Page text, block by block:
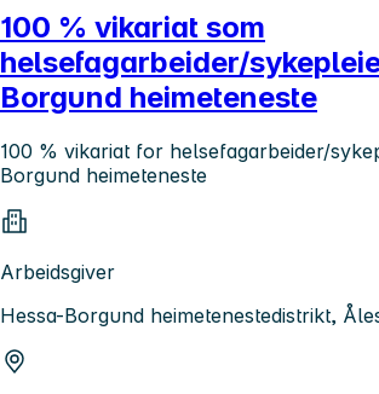
100 % vikariat som
helsefagarbeider/
Borgund heimeteneste
100 % vikariat for helsefagarbeider/
Borgund heimeteneste
Arbeidsgiver
Hessa-Borgund heimetenestedistrikt,